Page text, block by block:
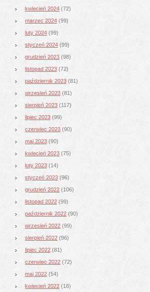
kwiecień 2024 (72)
marzec 2024 (99)
luty 2024 (99)
styczeń 2024 (99)
grudzień 2023 (98)
listopad 2023 (72)
październik 2023 (81)
wrzesień 2023 (81)
sierpień 2023 (117)
lipiec 2023 (99)
czerwiec 2023 (90)
maj 2023 (90)
kwiecień 2023 (75)
luty 2023 (14)
styczeń 2023 (96)
grudzień 2022 (106)
listopad 2022 (99)
październik 2022 (90)
wrzesień 2022 (99)
sierpień 2022 (96)
lipiec 2022 (81)
czerwiec 2022 (72)
maj 2022 (54)
kwiecień 2022 (18)